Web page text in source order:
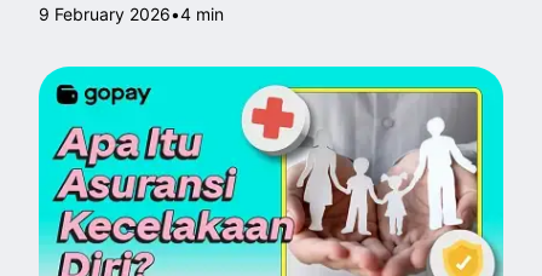
9 February 2026•4 min